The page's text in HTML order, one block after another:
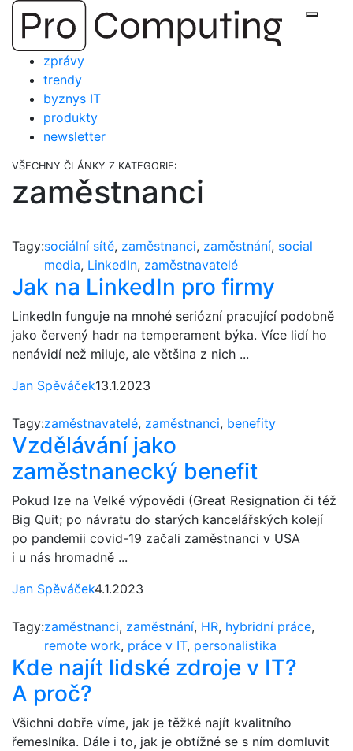
Přejít
obsah
zprávy
trendy
byznys IT
produkty
newsletter
VŠECHNY ČLÁNKY Z KATEGORIE:
zaměstnanci
Tagy:sociální sítě, zaměstnanci, zaměstnání, social
media, LinkedIn, zaměstnavatelé
Jak na LinkedIn pro firmy
LinkedIn funguje na mnohé seriózní pracující podobně
jako červený hadr na temperament býka. Více lidí ho
nenávidí než miluje, ale většina z nich ...
Jan Spěváček13.1.2023
Tagy:zaměstnavatelé, zaměstnanci, benefity
Vzdělávání jako
zaměstnanecký benefit
Pokud lze na Velké výpovědi (Great Resignation či též
Big Quit; po návratu do starých kancelářských kolejí
po pandemii covid-19 začali zaměstnanci v USA
i u nás hromadně ...
Jan Spěváček4.1.2023
Tagy:zaměstnanci, zaměstnání, HR, hybridní práce,
remote work, práce v IT, personalistika
Kde najít lidské zdroje v IT?
A proč?
Všichni dobře víme, jak je těžké najít kvalitního
řemeslníka. Dále i to, jak je obtížné se s ním domluvit